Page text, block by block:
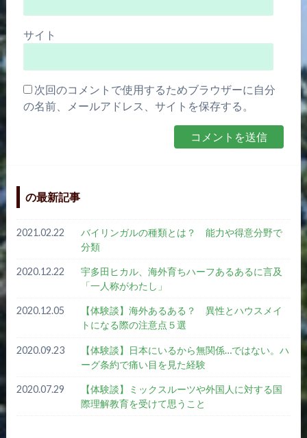
サイト
次回のコメントで使用するためブラウザーに自分
の名前、メールアドレス、サイトを保存する。
の最新記事
2021.02.22
バイリンガルの種類とは？ 能力や得意分野で
分類
2020.12.22
宇多田ヒカル、海外育ちハーフあるあるに言及
「一人称がわたし」
2020.12.05
【体験談】海外あるある？ 異性とハウスメイ
トになる際の注意点５選
2020.09.23
【体験談】日本にいるから無関係…ではない。ハ
ーグ条約で痛い目を見た経験
2020.07.29
【体験談】ミックスルーツや外国人に対する国
際理解教育を受けて思うこと